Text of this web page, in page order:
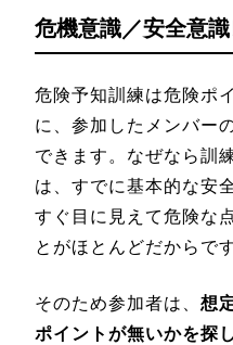
危機意識／安全意
危険予知訓練は危険ポ
に、参加したメンバー
できます。なぜなら訓
は、すでに基本的な安
すぐ目に見えて危険な
とがほとんどだからです
そのため参加者は、 想
ポイントが無いかを探